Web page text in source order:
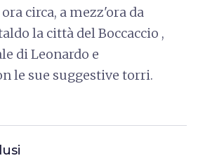
circa, a mezz'ora da
la città del Boccaccio ,
di Leonardo e
le sue suggestive torri.